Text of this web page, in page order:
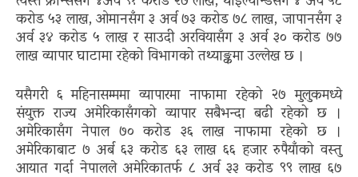
करोड ५३ लाख, ओमानसँग ३ अर्व ७३ करोड ७८ लाख, जापानसँग ३
अर्व ३४ करोड ५ लाख र साउदी अरवियासँग ३ अर्व ३० करोड ७७
लाख व्यापार घाटामा रहेको विभागको तथ्याङ्कमा उल्लेख छ ।
यसैगरी ६ महिनासम्ममा व्यापारमा नाफामा रहेको २७ मुलुकमध्ये
संयुक्त राज्य अमेरिकासँगको व्यापार सबैभन्दा बढी रहेको छ ।
अमेरिकासँग नेपाल ७० करोड ३६ लाख नाफामा रहेको छ ।
अमेरिकाबाट ७ अर्ब ६३ करोड ६३ लाख ६६ हजार रुपैयाँको वस्तु
आयात गर्दा नेपालले अमेरिकातर्फ ८ अर्व ३३ करोड ९९ लाख ६७